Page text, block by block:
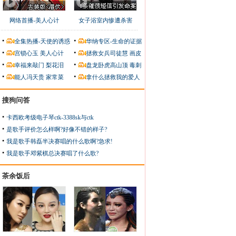
网络首播-美人心计 女子浴室内惨遭杀害
全集热播-天使的诱惑
华纳专区-生命的证据
宫锁心玉 美人心计 拯救女兵司徒慧 画皮
幸福来敲门 梨花泪 盘龙卧虎高山顶 毒刺
能人冯天贵 家常菜 拿什么拯救我的爱人
搜狗问答
卡西欧考级电子琴ctk-3388sk与ctk
是歌手评价怎么样啊?好像不错的样子?
我是歌手韩磊半决赛唱的什么歌啊?急求!
我是歌手邓紫棋总决赛唱了什么歌?
茶余饭后